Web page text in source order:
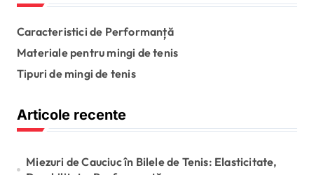
Caracteristici de Performanță
Materiale pentru mingi de tenis
Tipuri de mingi de tenis
Articole recente
Miezuri de Cauciuc în Bilele de Tenis: Elasticitate,